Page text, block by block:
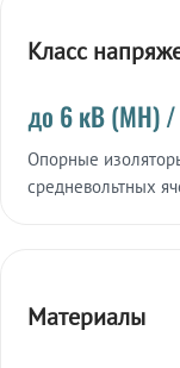
Класс
до 6 кВ (МН) /
Опорные
средневольтных
Материалы